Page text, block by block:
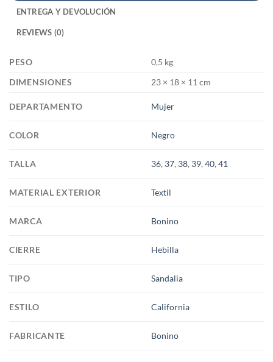
ENTREGA Y DEVOLUCIÓN
REVIEWS (0)
PESO
0,5 kg
DIMENSIONES
23 × 18 × 11 cm
DEPARTAMENTO Mujer
COLOR Negro
TALLA 36, 37, 38, 39,40,41
MATERIAL EXTERIOR Textil
MARCA Bonino
CIERRE Hebilla
TIPO Sandalia
ESTILO California
FABRICANTE Bonino